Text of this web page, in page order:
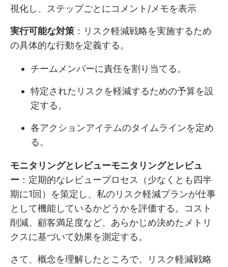
視化し、ステップごとにコメント/メモを表示
実行可能な対策 ：リスク軽減戦略を実施するため
の具体的な行動を定義する。
チームメンバーに責任を割り当てる。
特定されたリスクを軽減するための予算を設
定する。
各アクションアイテムのタイムラインを定め
る。
モニタリングとレビューモニタリングとレビュ
ー ：定期的なレビュープロセス（少なくとも四半
期に1回）を策定し、私のリスク軽減プランが仕事
として機能しているかどうかを評価する。コスト
削減、顧客満足度など、あらかじめ決めたメトリ
クスに基づいて効果を測定する。
さて、概念を理解したところで、リスク軽減戦略